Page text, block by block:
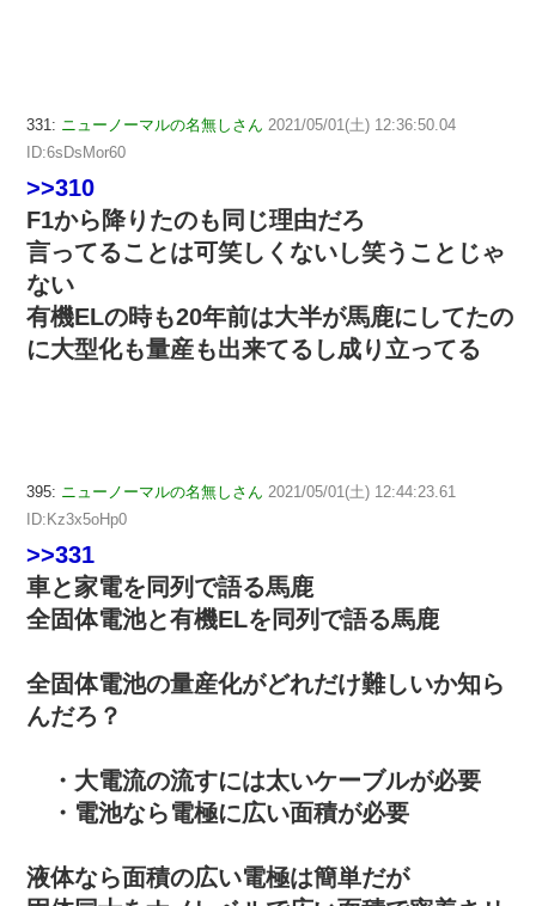
331: ニューノーマルの名無しさん 2021/05/01(土) 12:36:50.04
ID:6sDsMor60
>>310
F1から降りたのも同じ理由だろ
言ってることは可笑しくないし笑うことじゃ
ない
有機ELの時も20年前は大半が馬鹿にしてたの
に大型化も量産も出来てるし成り立ってる
395: ニューノーマルの名無しさん 2021/05/01(土) 12:44:23.61
ID:Kz3x5oHp0
>>331
車と家電を同列で語る馬鹿
全固体電池と有機ELを同列で語る馬鹿
全固体電池の量産化がどれだけ難しいか知ら
んだろ？
・大電流の流すには太いケーブルが必要
・電池なら電極に広い面積が必要
液体なら面積の広い電極は簡単だが